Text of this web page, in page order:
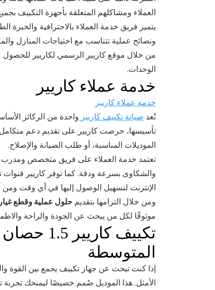
العملاء ومشاكلهم المتعلقة بأجهزة التكييف
يتميز فريق خدمة العملاء بالاحترافية والخبرة
ونصائح عملية تتناسب مع احتياجات المنازل
من خلال موقع كاريير الرسمي لكاريير للحصول
الوحدات.
خدمة عملاء كاريير
خدمة عملاء كاريير
تُعد صيانة تكييف كاريير واحدة من الركائز
تأسيسها، حرصت كاريير على تقديم دعم متكامل
الموديلات المناسبة، أو طلب الصيانة والإصلاح.
تعتمد خدمة العملاء على فريق متخصص ومدرب
والشكاوى بسرعة ودقة. كما توفر كاريير
الإنترنت لتسهيل الوصول إليها في أي وقت
ومن خلال التزامها بتقديم حلول عملية وقطع
موثوقًا لكل من يبحث عن الجودة والراحة
تكييف
المتوسطة
إذا كنت تبحث عن جهاز تكييف يجمع بين القوة
الأمثل. هذا الموديل صُمم خصيصًا ليمنحك